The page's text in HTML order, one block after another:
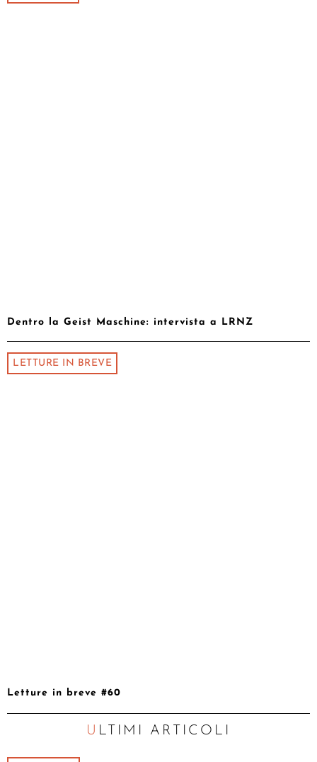
Dentro la Geist Maschine: intervista a LRNZ
LETTURE IN BREVE
Letture in breve #60
ULTIMI ARTICOLI